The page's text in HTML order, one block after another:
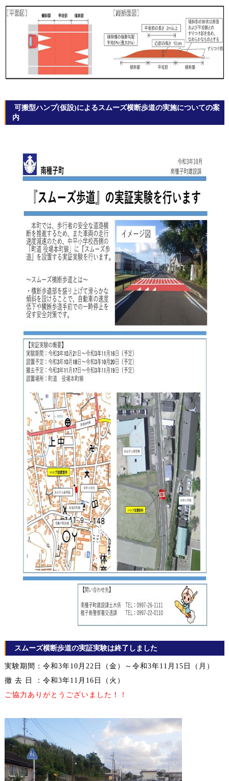
可搬型ハンプ(仮設)によるスムーズ横断歩道の実施についての案
内
スムーズ横断歩道の実証実験は終了しました
実験期間：令和3年10月22日（金）～令和3年11月15日（月）
撤 去 日 ：令和3年11月16日（火）
ご協力ありがとうございました！！